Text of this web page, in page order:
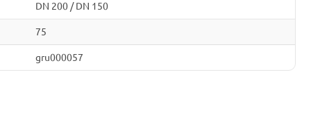
DN 200 / DN 150
75
gru000057